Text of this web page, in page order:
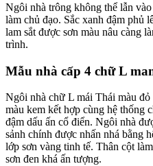
Ngôi nhà trông không thể lẫn
làm chủ đạo. Sắc xanh đậm phủ
lam sắt được sơn màu nâu càng
trình.
Mẫu nhà cấp 4 chữ L
Ngôi nhà chữ L mái Thái màu
màu kem kết hợp cùng hệ thống
đậm dấu ấn cổ điển. Ngôi nhà
sảnh chính được nhấn nhá bằng
lớp sơn vàng tinh tế. Thân cột
sơn đen khá ấn tượng.